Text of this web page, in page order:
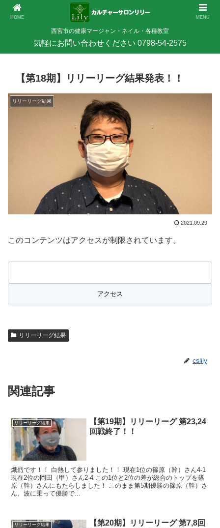
西宮市の健康マージャン・ネイル・各種教室
【第18期】リリーリーグ結果発表！！
リリーリーグ結果
2021.09.29
このコンテンツはアクセスが制限されています。
リリーリーグ結果
cslily
関連記事
リリーリーグ結果
【第19期】リリーリーグ 第23,24
回戦終了！！
熾烈です！！ 白熱して参りました！！ 現在1位の篠原（幹）さん4-1
現在2位の岡田（甲）さん2-4 この1位と2位の差が総合のトップを篠
原（幹）さんにもたらしました！ このまま第5期優勝の篠原（幹）さ
ん、波に乗って優勝で...
リリーリーグ結果
【第20期】リリーリーグ 第7,8回
HOME MENU